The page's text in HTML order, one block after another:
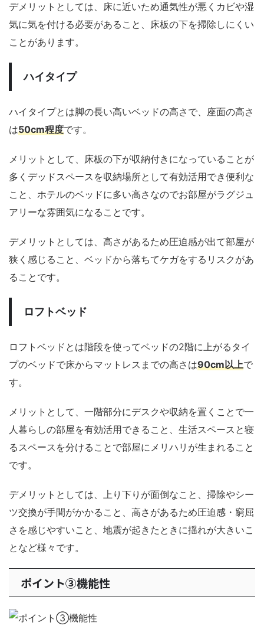
デメリットとしては、床に近いため通気性が悪くカビや湿
気に気を付ける必要があること、床板の下を掃除しにくい
ことがあります。
ハイタイプ
ハイタイプとは脚の長い高いベッドの高さで、座面の高さ
は50cm程度です。
メリットとして、床板の下が収納付きになっていることが
多くデッドスペースを収納場所として有効活用でき便利な
こと、ホテルのベッドに多い高さなのでお部屋がラグジュ
アリーな雰囲気になることです。
デメリットとしては、高さがあるため圧迫感が出て部屋が
狭く感じること、ベッドから落ちてケガをするリスクがあ
ることです。
ロフトベッド
ロフトベッドとは階段を使ってベッドの2階に上がるタイ
プのベッドで床からマットレスまでの高さは90cm以上で
す。
メリットとして、一階部分にデスクや収納を置くことで一
人暮らしの部屋を有効活用できること、生活スペースと寝
るスペースを分けることで部屋にメリハリが生まれること
です。
デメリットとしては、上り下りが面倒なこと、掃除やシー
ツ交換が手間がかかること、高さがあるため圧迫感・窮屈
さを感じやすいこと、地震が起きたときに揺れが大きいこ
となど様々です。
ポイント③機能性